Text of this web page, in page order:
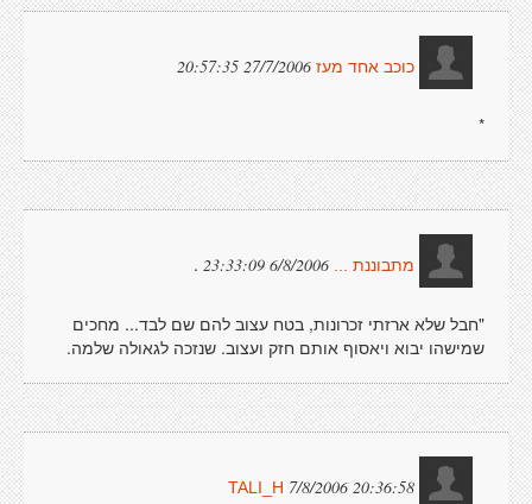
כוכב אחד מעז 27/7/2006 20:57:35
*
מתבוננת ... 6/8/2006 23:33:09
.
"חבל שלא ארזתי זכרונות, בטח עצוב להם שם לבד... מחכים
שמישהו יבוא ויאסוף אותם חזק ועצוב. שנזכה לגאולה שלמה.
TALI_H 7/8/2006 20:36:58